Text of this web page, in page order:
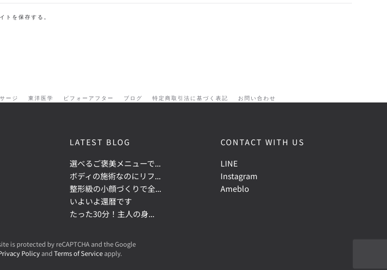
トを保存する。
ージ 東洋医学 ビフォーアフター ブログ 特定商取引法に基づく表記 お問い合わせ
LATEST BLOG
選べるご褒美メニューで...
ボディの施術なのにリフ...
整形級の小顔づくりで全...
いよいよ還暦です
たった30分！主人の身...
CONTACT WITH US
LINE
Instagram
Ameblo
is protected by reCAPTCHA and the Google
Policyand Terms of Serviceapply.